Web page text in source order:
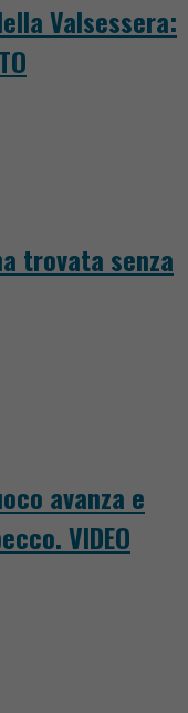
Valsessera:
trovata senza
avanza e
VIDEO